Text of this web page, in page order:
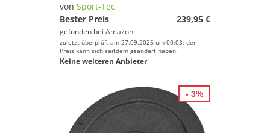
von Sport-Tec
Bester Preis
239,95 €
gefunden bei Amazon
zuletzt überprüft am 27.09.2025 um 00:03; der
Preis kann sich seitdem geändert haben.
Keine weiteren Anbieter
- 3%